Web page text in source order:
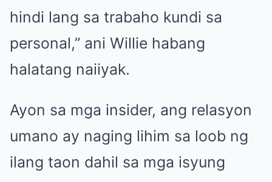
hindi lang sa trabaho kundi sa
personal,” ani Willie habang
halatang naiiyak.
Ayon sa mga insider, ang relasyon
umano ay naging lihim sa loob ng
ilang taon dahil sa mga isyung